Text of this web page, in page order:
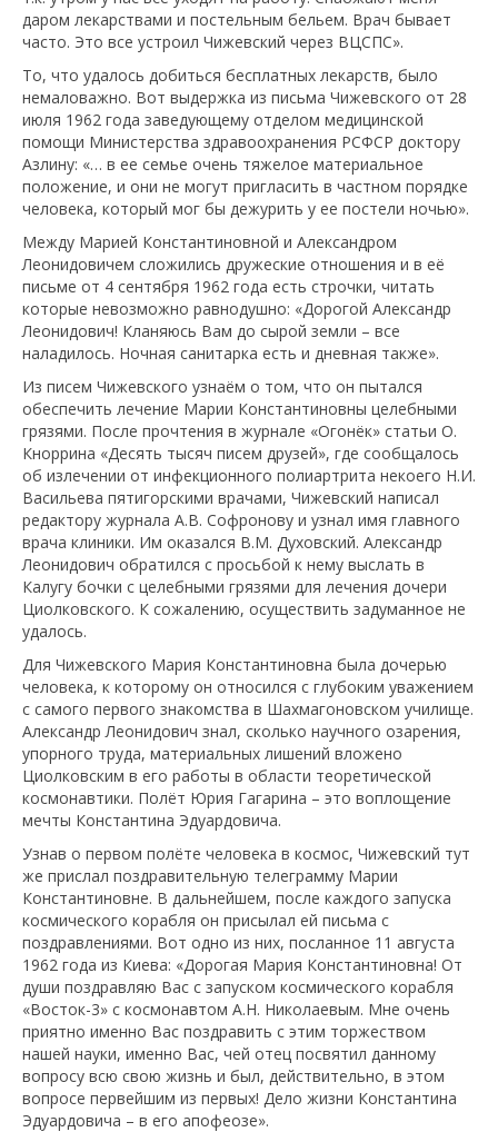
даром лекарствами и постельным бельем. Врач бывает
часто. Это все устроил Чижевский через ВЦСПС».
То, что удалось добиться бесплатных лекарств, было
немаловажно. Вот выдержка из письма Чижевского от 28
июля 1962 года заведующему отделом медицинской
помощи Министерства здравоохранения РСФСР доктору
Азлину: «… в ее семье очень тяжелое материальное
положение, и они не могут пригласить в частном порядке
человека, который мог бы дежурить у ее постели ночью».
Между Марией Константиновной и Александром
Леонидовичем сложились дружеские отношения и в её
письме от 4 сентября 1962 года есть строчки, читать
которые невозможно равнодушно: «Дорогой Александр
Леонидович! Кланяюсь Вам до сырой земли – все
наладилось. Ночная санитарка есть и дневная также».
Из писем Чижевского узнаём о том, что он пытался
обеспечить лечение Марии Константиновны целебными
грязями. После прочтения в журнале «Огонёк» статьи О.
Кноррина «Десять тысяч писем друзей», где сообщалось
об излечении от инфекционного полиартрита некоего Н.И.
Васильева пятигорскими врачами, Чижевский написал
редактору журнала А.В. Софронову и узнал имя главного
врача клиники. Им оказался В.М. Духовский. Александр
Леонидович обратился с просьбой к нему выслать в
Калугу бочки с целебными грязями для лечения дочери
Циолковского. К сожалению, осуществить задуманное не
удалось.
Для Чижевского Мария Константиновна была дочерью
человека, к которому он относился с глубоким уважением
с самого первого знакомства в Шахмагоновском училище.
Александр Леонидович знал, сколько научного озарения,
упорного труда, материальных лишений вложено
Циолковским в его работы в области теоретической
космонавтики. Полёт Юрия Гагарина – это воплощение
мечты Константина Эдуардовича.
Узнав о первом полёте человека в космос, Чижевский тут
же прислал поздравительную телеграмму Марии
Константиновне. В дальнейшем, после каждого запуска
космического корабля он присылал ей письма с
поздравлениями. Вот одно из них, посланное 11 августа
1962 года из Киева: «Дорогая Мария Константиновна! От
души поздравляю Вас с запуском космического корабля
«Восток-3» с космонавтом А.Н. Николаевым. Мне очень
приятно именно Вас поздравить с этим торжеством
нашей науки, именно Вас, чей отец посвятил данному
вопросу всю свою жизнь и был, действительно, в этом
вопросе первейшим из первых! Дело жизни Константина
Эдуардовича – в его апофеозе».